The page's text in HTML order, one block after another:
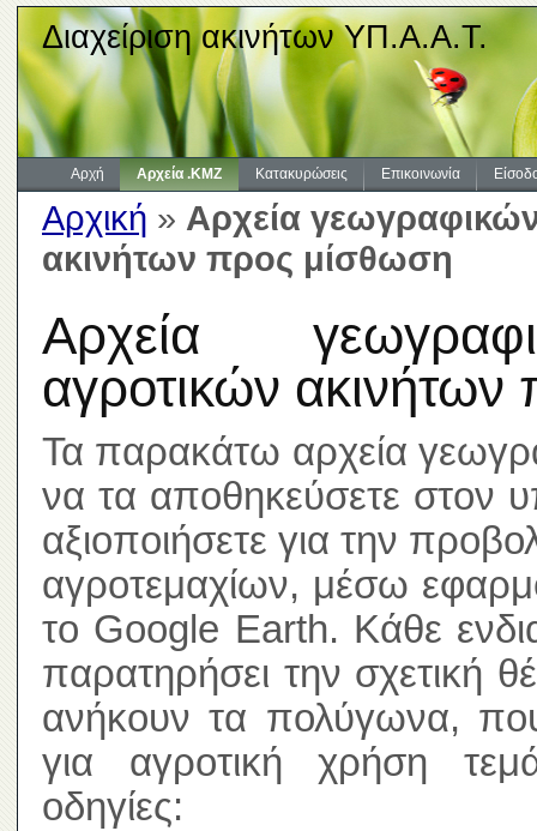
Διαχείριση ακινήτων ΥΠ.Α.Α.Τ.
Αρχή Αρχεία .KMZ Κατακυρώσεις Επικοινωνία
Αρχική » Αρχεία
ακινήτων προς μίσθωση
Αρχεία
αγροτικών
Τα παρακάτω αρχεία
να τα αποθηκεύσετε στον
αξιοποιήσετε για την
αγροτεμαχίων, μέσω
το Google Earth. Κάθε
παρατηρήσει την σχετική
ανήκουν τα πολύγωνα,
για αγροτική χρήση
οδηγίες: